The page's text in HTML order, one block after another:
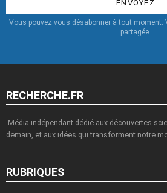
Vous pouvez vous désabonner à tout moment.
partagée.
RECHERCHE.FR
Média indépendant dédié aux découvertes
demain, et aux idées qui transforment notre
RUBRIQUES